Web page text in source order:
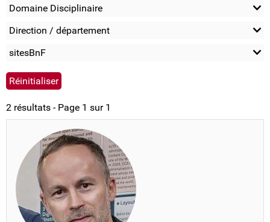
Domaine Disciplinaire
Direction / département
sitesBnF
2 résultats - Page 1 sur 1